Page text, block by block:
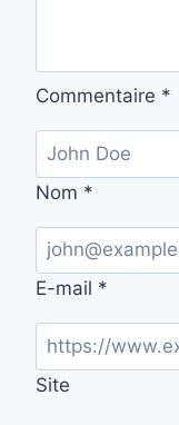
Commentaire *
Nom *
E-mail *
Site